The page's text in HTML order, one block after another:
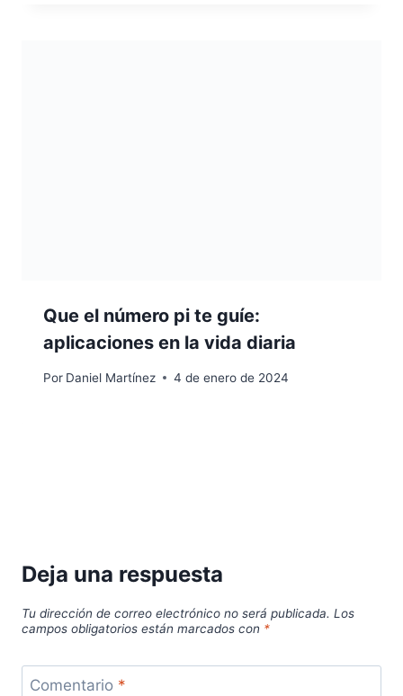
Que el número pi te guíe:
aplicaciones en la vida diaria
Por Daniel Martínez 4 de enero de 2024
Deja una respuesta
Tu dirección de correo electrónico no será publicada. Los
campos obligatorios están marcados con *
Comentario *